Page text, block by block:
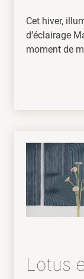
Cet hiver,
d’éclairage
moment de
Lotus